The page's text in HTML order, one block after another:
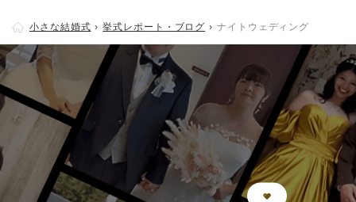
小さな結婚式 挙式レポート・ブログ ナイトウェディング